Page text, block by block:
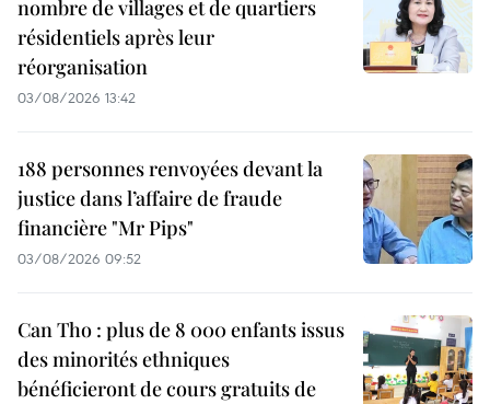
nombre de villages et de quartiers
résidentiels après leur
réorganisation
03/08/2026 13:42
188 personnes renvoyées devant la
justice dans l’affaire de fraude
financière "Mr Pips"
03/08/2026 09:52
Can Tho : plus de 8 000 enfants issus
des minorités ethniques
bénéficieront de cours gratuits de